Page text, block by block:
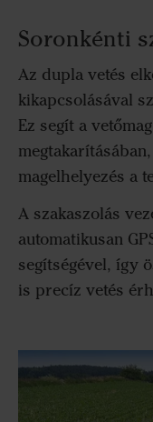
Soronkénti
Az dupla vetés
kikapcsolásával
Ez segít a
magelhelyezés a
A szakaszolás
automatikusan
segítségével, így
is precíz vetés